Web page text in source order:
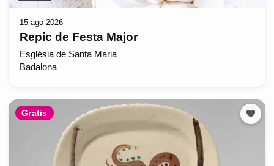
15 ago 2026
Repic de Festa Major
Església de Santa Maria
Badalona
Gratis